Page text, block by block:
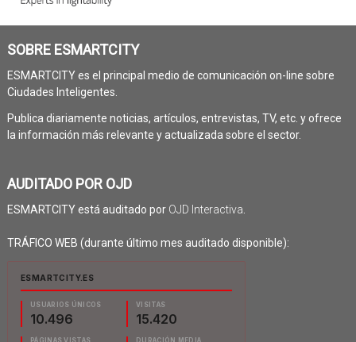
SOBRE ESMARTCITY
ESMARTCITY es el principal medio de comunicación on-line sobre
Ciudades Inteligentes.
Publica diariamente noticias, artículos, entrevistas, TV, etc. y ofrece
la información más relevante y actualizada sobre el sector.
AUDITADO POR OJD
ESMARTCITY está auditado por OJD Interactiva
TRÁFICO WEB (durante último mes auditado disponible):